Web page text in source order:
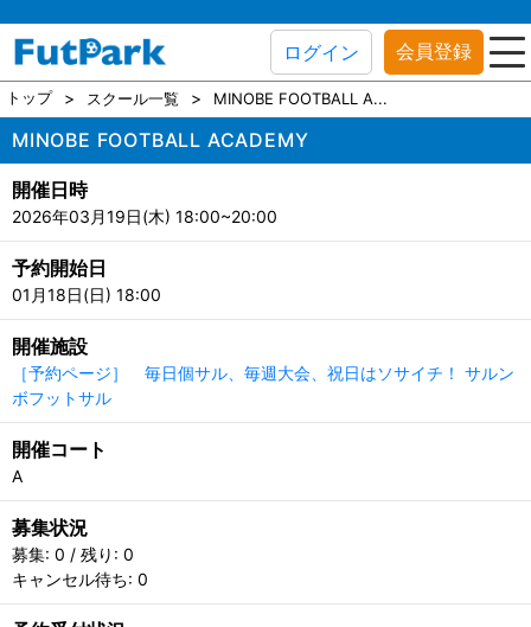
ログイン 会員登録
トップ スクール一覧 MINOBE FOOTBALL A...
MINOBE FOOTBALL ACADEMY
開催日時
2026年03月19日(木) 18:00~20:00
予約開始日
01月18日(日) 18:00
開催施設
［予約ページ］ 毎日個サル、毎週大会、祝日はソサイチ！ サルン
ボフットサル
開催コート
A
募集状況
募集: 0 / 残り: 0
キャンセル待ち: 0